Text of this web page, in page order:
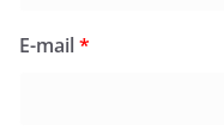
E-mail*